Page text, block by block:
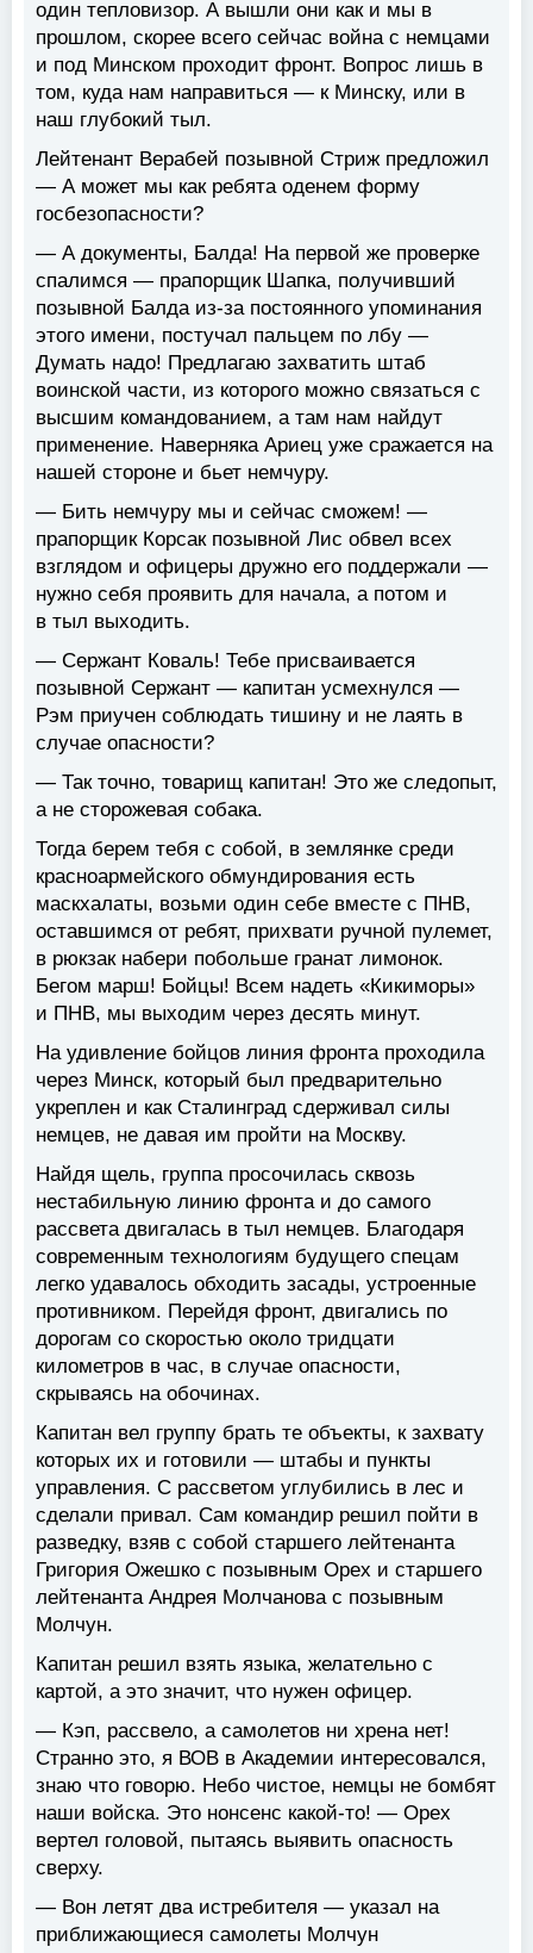
один тепловизор. А вышли они как и мы в
прошлом, скорее всего сейчас война с немцами
и под Минском проходит фронт. Вопрос лишь в
том, куда нам направиться — к Минску, или в
наш глубокий тыл.
Лейтенант Верабей позывной Стриж предложил
— А может мы как ребята оденем форму
госбезопасности?
— А документы, Балда! На первой же проверке
спалимся — прапорщик Шапка, получивший
позывной Балда из-за постоянного упоминания
этого имени, постучал пальцем по лбу —
Думать надо! Предлагаю захватить штаб
воинской части, из которого можно связаться с
высшим командованием, а там нам найдут
применение. Наверняка Ариец уже сражается на
нашей стороне и бьет немчуру.
— Бить немчуру мы и сейчас сможем! —
прапорщик Корсак позывной Лис обвел всех
взглядом и офицеры дружно его поддержали —
нужно себя проявить для начала, а потом и
в тыл выходить.
— Сержант Коваль! Тебе присваивается
позывной Сержант — капитан усмехнулся —
Рэм приучен соблюдать тишину и не лаять в
случае опасности?
— Так точно, товарищ капитан! Это же следопыт,
а не сторожевая собака.
Тогда берем тебя с собой, в землянке среди
красноармейского обмундирования есть
маскхалаты, возьми один себе вместе с ПНВ,
оставшимся от ребят, прихвати ручной пулемет,
в рюкзак набери побольше гранат лимонок.
Бегом марш! Бойцы! Всем надеть «Кикиморы»
и ПНВ, мы выходим через десять минут.
На удивление бойцов линия фронта проходила
через Минск, который был предварительно
укреплен и как Сталинград сдерживал силы
немцев, не давая им пройти на Москву.
Найдя щель, группа просочилась сквозь
нестабильную линию фронта и до самого
рассвета двигалась в тыл немцев. Благодаря
современным технологиям будущего спецам
легко удавалось обходить засады, устроенные
противником. Перейдя фронт, двигались по
дорогам со скоростью около тридцати
километров в час, в случае опасности,
скрываясь на обочинах.
Капитан вел группу брать те объекты, к захвату
которых их и готовили — штабы и пункты
управления. С рассветом углубились в лес и
сделали привал. Сам командир решил пойти в
разведку, взяв с собой старшего лейтенанта
Григория Ожешко с позывным Орех и старшего
лейтенанта Андрея Молчанова с позывным
Молчун.
Капитан решил взять языка, желательно с
картой, а это значит, что нужен офицер.
— Кэп, рассвело, а самолетов ни хрена нет!
Странно это, я ВОВ в Академии интересовался,
знаю что говорю. Небо чистое, немцы не бомбят
наши войска. Это нонсенс какой-то! — Орех
вертел головой, пытаясь выявить опасность
сверху.
— Вон летят два истребителя — указал на
приближающиеся самолеты Молчун